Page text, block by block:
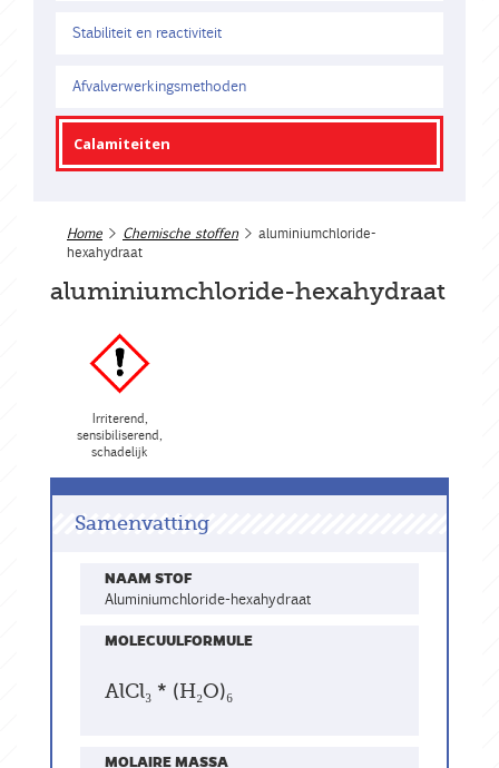
Stabiliteit en reactiviteit
Afvalverwerkingsmethoden
Calamiteiten
Home > Chemische stoffen > aluminiumchloride-
hexahydraat
aluminiumchloride-hexahydraat
Irriterend,
sensibiliserend,
schadelijk
Samenvatting
NAAM STOF
aluminiumchloride-hexahydraat
MOLECUULFORMULE
AlCl₃ * (H₂O)₆
MOLAIRE MASSA